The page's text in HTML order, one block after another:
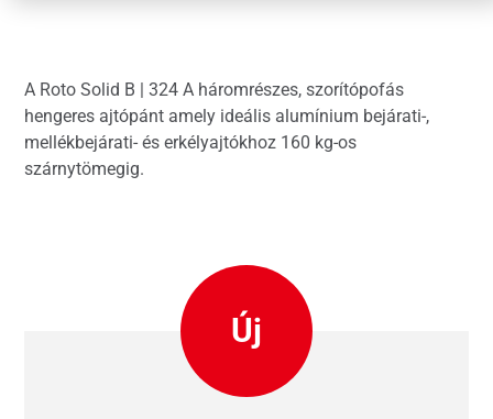
A Roto Solid B | 324 A háromrészes, szorítópofás
hengeres ajtópánt amely ideális alumínium bejárati-,
mellékbejárati- és erkélyajtókhoz 160 kg-os
szárnytömegig.
Új